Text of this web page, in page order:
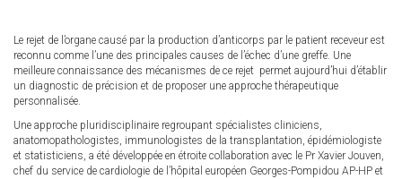
Le rejet de l’organe causé par la production d’anticorps par le patient receveur est
reconnu comme l’une des principales causes de l’échec d’une greffe. Une
meilleure connaissance des mécanismes de ce rejet permet aujourd’hui d’établir
un diagnostic de précision et de proposer une approche thérapeutique
personnalisée.
Une approche pluridisciplinaire regroupant spécialistes cliniciens,
anatomopathologistes, immunologistes de la transplantation, épidémiologiste
et statisticiens, a été développée en étroite collaboration avec le Pr Xavier Jouven,
chef du service de cardiologie de l’hôpital européen Georges-Pompidou AP-HP et